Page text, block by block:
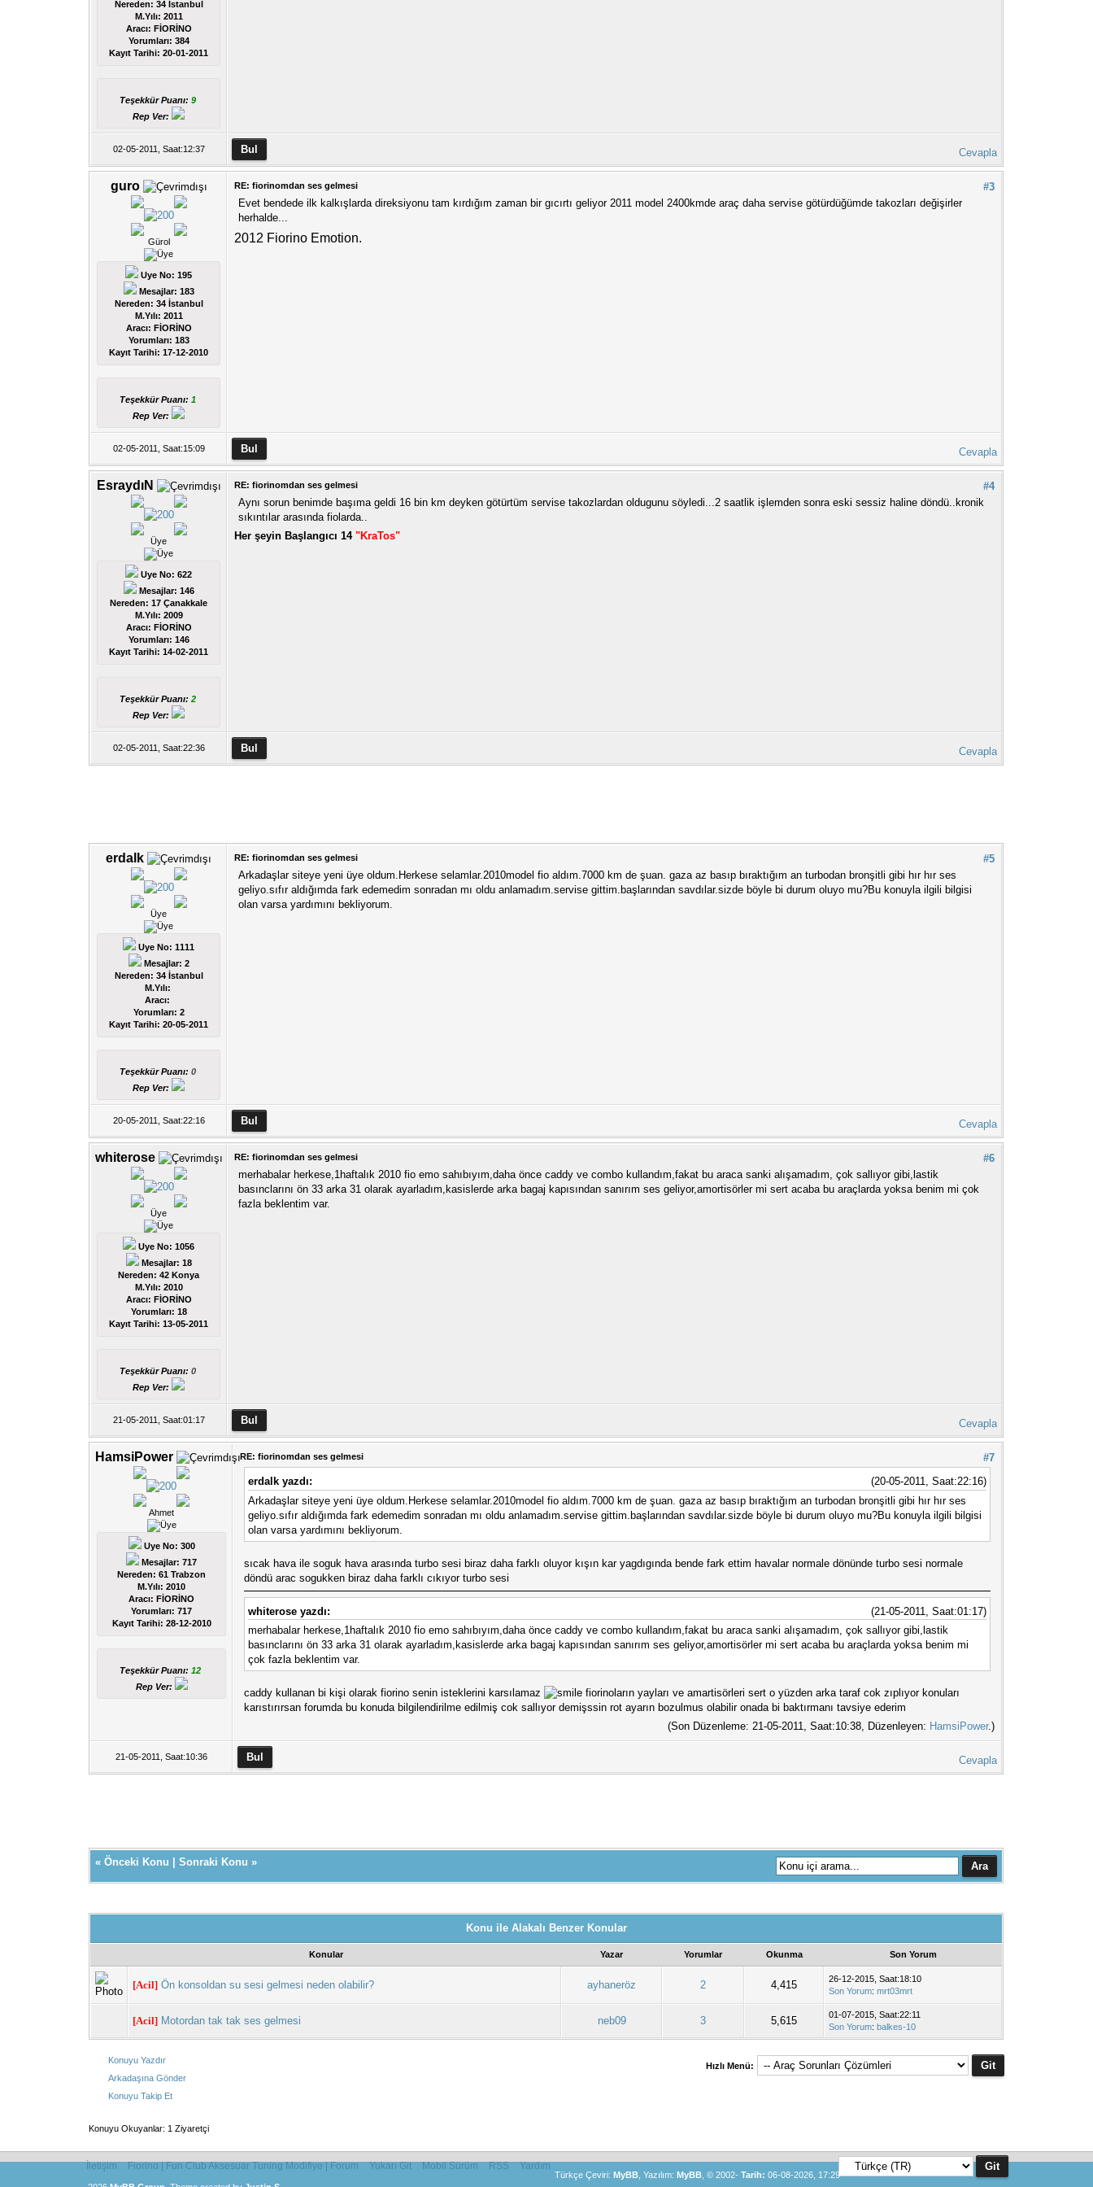
Nereden: 34 İstanbul
M.Yılı: 2011
Aracı: FİORİNO
Yorumları: 384
Kayıt Tarihi:20-01-2011
Teşekkür Puanı: 9
Rep Ver:
02-05-2011, Saat:12:37 Cevapla
guro
Gürol
Uye No: 195
Mesajlar: 183
Nereden: 34 İstanbul
M.Yılı: 2011
Aracı: FİORİNO
Yorumları: 183
Kayıt Tarihi:17-12-2010
Teşekkür Puanı: 1
Rep Ver:
#3
RE: fiorinomdan ses gelmesi
Evet bendede ilk kalkışlarda direksiyonu tam kırdığım zaman bir gıcırtı geliyor 2011 model 2400kmde araç daha servise götürdüğümde takozları değişirler
herhalde...
2012 Fiorino Emotion.
02-05-2011, Saat:15:09 Cevapla
EsraydıN
Üye
Uye No: 622
Mesajlar: 146
Nereden: 17 Çanakkale
M.Yılı: 2009
Aracı: FİORİNO
Yorumları: 146
Kayıt Tarihi:14-02-2011
Teşekkür Puanı: 2
Rep Ver:
#4
RE: fiorinomdan ses gelmesi
Aynı sorun benimde başıma geldi 16 bin km deyken götürtüm servise takozlardan oldugunu söyledi...2 saatlik işlemden sonra eski sessiz haline döndü..kronik
sıkıntılar arasında fiolarda..
Her şeyin Başlangıcı 14 "KraTos"
02-05-2011, Saat:22:36 Cevapla
erdalk
Üye
Uye No: 1111
Mesajlar: 2
Nereden: 34 İstanbul
M.Yılı:
Aracı:
Yorumları: 2
Kayıt Tarihi:20-05-2011
Teşekkür Puanı: 0
Rep Ver:
#5
RE: fiorinomdan ses gelmesi
Arkadaşlar siteye yeni üye oldum.Herkese selamlar.2010model fio aldım.7000 km de şuan. gaza az basıp bıraktığım an turbodan bronşitli gibi hır hır ses
geliyo.sıfır aldığımda fark edemedim sonradan mı oldu anlamadım.servise gittim.başlarından savdılar.sizde böyle bi durum oluyo mu?Bu konuyla ilgili bilgisi
olan varsa yardımını bekliyorum.
20-05-2011, Saat:22:16 Cevapla
whiterose
Üye
Uye No: 1056
Mesajlar: 18
Nereden: 42 Konya
M.Yılı: 2010
Aracı: FİORİNO
Yorumları: 18
Kayıt Tarihi:13-05-2011
Teşekkür Puanı: 0
Rep Ver:
#6
RE: fiorinomdan ses gelmesi
merhabalar herkese,1haftalık 2010 fio emo sahıbıyım,daha önce caddy ve combo kullandım,fakat bu araca sanki alışamadım, çok sallıyor gibi,lastik
basınclarını ön 33 arka 31 olarak ayarladım,kasislerde arka bagaj kapısından sanırım ses geliyor,amortisörler mi sert acaba bu araçlarda yoksa benim mi çok
fazla beklentim var.
21-05-2011, Saat:01:17 Cevapla
HamsiPower
Ahmet
Uye No: 300
Mesajlar: 717
Nereden: 61 Trabzon
M.Yılı: 2010
Aracı: FİORİNO
Yorumları:717
Kayıt Tarihi: 28-12-2010
Teşekkür Puanı:12
Rep Ver:
#7
RE: fiorinomdan ses gelmesi
(20-05-2011, Saat:22:16)
erdalk yazdı:
Arkadaşlar siteye yeni üye oldum.Herkese selamlar.2010model fio aldım.7000 km de şuan. gaza az basıp bıraktığım an turbodan bronşitli gibi hır hır ses
geliyo.sıfır aldığımda fark edemedim sonradan mı oldu anlamadım.servise gittim.başlarından savdılar.sizde böyle bi durum oluyo mu?Bu konuyla ilgili bilgisi
olan varsa yardımını bekliyorum.
sıcak hava ile soguk hava arasında turbo sesi biraz daha farklı oluyor kışın kar yagdıgında bende fark ettim havalar normale dönünde turbo sesi normale
döndü arac sogukken biraz daha farklı cıkıyor turbo sesi
(21-05-2011, Saat:01:17)
whiterose yazdı:
merhabalar herkese,1haftalık 2010 fio emo sahıbıyım,daha önce caddy ve combo kullandım,fakat bu araca sanki alışamadım, çok sallıyor gibi,lastik
basınclarını ön 33 arka 31 olarak ayarladım,kasislerde arka bagaj kapısından sanırım ses geliyor,amortisörler mi sert acaba bu araçlarda yoksa benim mi
çok fazla beklentim var.
caddy kullanan bi kişi olarak fiorino senin isteklerini karsılamaz
fiorinoların yayları ve amartisörleri sert o yüzden arka taraf cok zıplıyor konuları
karıstırırsan forumda bu konuda bilgilendirilme edilmiş cok sallıyor demişssin rot ayarın bozulmus olabilir onada bi baktırmanı tavsiye ederim
(Son Düzenleme: 21-05-2011, Saat:10:38, Düzenleyen: HamsiPower.)
21-05-2011, Saat:10:36 Cevapla
«Önceki Konu |Sonraki Konu »
Konu ile Alakalı Benzer Konular
Konular Yazar Yorumlar Okunma Son Yorum
[Acil] Ön konsoldan su sesi gelmesi neden olabilir? ayhaneröz 2 4,415
26-12-2015, Saat:18:10
Son Yorum:mrt03mrt
[Acil] Motordan tak tak ses gelmesi neb09 3 5,615
01-07-2015, Saat:22:11
Son Yorum:balkes-10
Konuyu Yazdır
Arkadaşına Gönder
Konuyu Takip Et
Hızlı Menü:
Konuyu Okuyanlar: 1 Ziyaretçi
İletişim Fiorino | Fun Club Aksesuar Tuning Modifiye | Forum Yukarı Git Mobil Sürüm RSS Yardım
Tarih: 06-08-2026, 17:29
Türkçe Çeviri: MyBB, Yazılım: MyBB, © 2002-